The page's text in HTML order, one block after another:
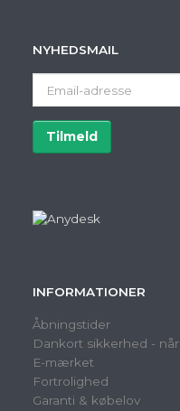
NYHEDSMAIL
adresse
Tilmeld
INFORMATIONER
Åbningstider
Dankort sikkerhed -
E-mærket
Fortrolighed
Garanti & købelov